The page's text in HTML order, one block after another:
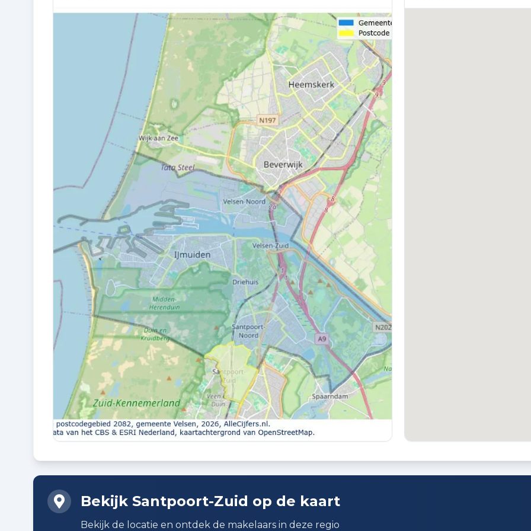
Bouw en energie
BOUWWIJZE
Bestaande bouw
Dakisolatie, gedeeltelijk dubbel glas,
muurisolatie, vloerisolatie en
voorzetramen
VERWARMING
Cv-ketel
CV KETEL
Intergas NEFIT (gas gestookt
combiketel uit 2021, eigendom)
ENERGIELABEL
B
Kadastraal en VvE
EIGENDOMSSITUATIE
Volle eigendom
Buitenruimte en parkeren
BUITENRUIMTE
In woonwijk
TUIN
Achtertuin en voortuin
Bekijk Santpoort-Zuid op de kaart
Bekijk de locatie en ontdek de makelaars in deze regio